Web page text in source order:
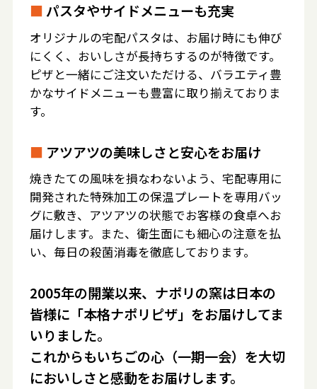
■ パスタやサイドメニューも充実
オリジナルの宅配パスタは、お届け時にも伸び
にくく、おいしさが長持ちするのが特徴です。
ピザと一緒にご注文いただける、バラエティ豊
かなサイドメニューも豊富に取り揃えておりま
す。
■ アツアツの美味しさと安心をお届け
焼きたての風味を損なわないよう、宅配専用に
開発された特殊加工の保温プレートを専用バッ
グに敷き、アツアツの状態でお客様の食卓へお
届けします。また、衛生面にも細心の注意を払
い、毎日の殺菌消毒を徹底しております。
2005年の開業以来、ナポリの窯は日本の
皆様に「本格ナポリピザ」をお届けしてま
いりました。
これからもいちごの心（一期一会）を大切
においしさと感動をお届けします。